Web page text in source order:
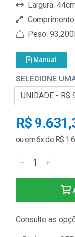
Largura: 44cm
Peso:
Manual
SELECIONE
R$
ou em 6x de R$
Consulte as